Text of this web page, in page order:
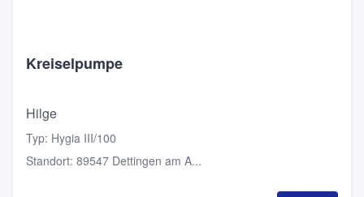
Kreiselpumpe
Hilge
Typ: Hygia III/100
Standort: 89547 Dettingen am A...